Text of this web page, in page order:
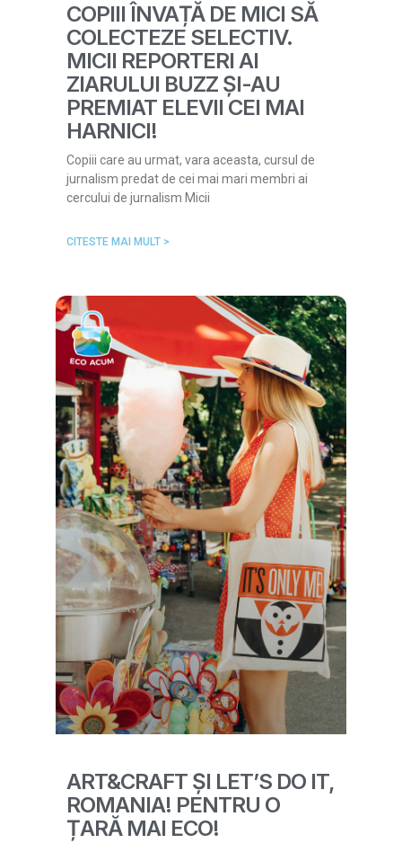
COPIII ÎNVAȚĂ DE MICI SĂ
COLECTEZE SELECTIV.
MICII REPORTERI AI
ZIARULUI BUZZ ȘI-AU
PREMIAT ELEVII CEI MAI
HARNICI!
Copiii care au urmat, vara aceasta, cursul de
jurnalism predat de cei mai mari membri ai
cercului de jurnalism Micii
CITESTE MAI MULT >
ART&CRAFT ȘI LET’S DO IT,
ROMANIA! PENTRU O
ȚARĂ MAI ECO!